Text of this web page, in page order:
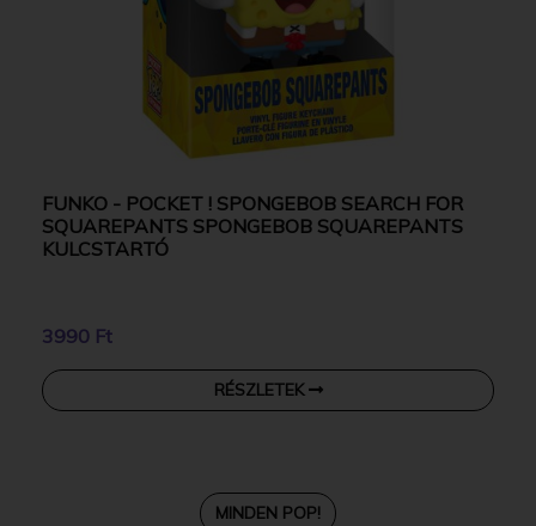
FUNKO - POCKET ! SPONGEBOB SEARCH FOR
SQUAREPANTS SPONGEBOB SQUAREPANTS
KULCSTARTÓ
3990 Ft
RÉSZLETEK
MINDEN POP!